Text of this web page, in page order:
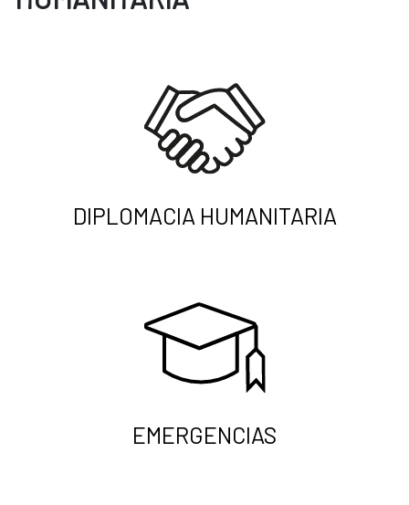
DIPLOMACIA HUMANITARIA
EMERGENCIAS